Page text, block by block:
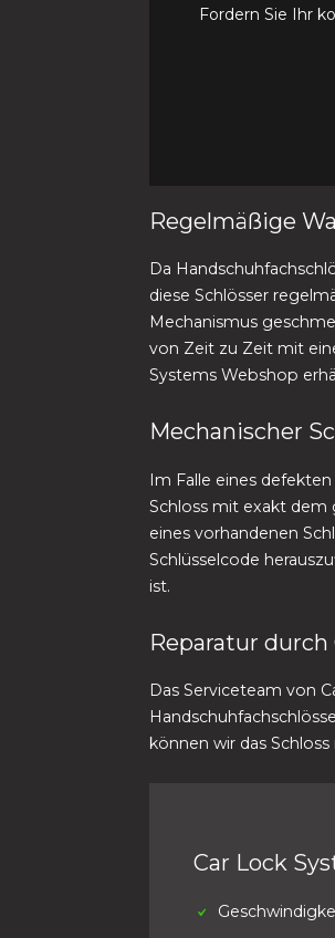
Fordern Sie Ihr
Regelmäßige
Da
diese Schlösser
Mechanismus
von Zeit zu Zeit mit
Systems Webshop
Mechanischer
Im Falle eines
Schloss mit exakt dem
eines vorhandenen
Schlüsselcode
ist.
Reparatur
Das Serviceteam von
können wir das
Car Lock